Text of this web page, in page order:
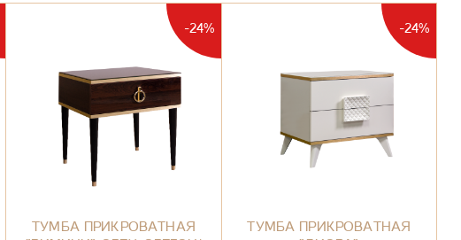
-24%
ТУМБА ПРИКРОВАТНАЯ
-24%
ТУМБА ПРИКРОВАТНАЯ